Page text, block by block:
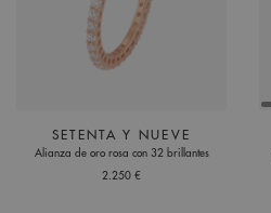
SETENTA Y NUEVE
Alianza de oro rosa con 32 brillantes
2.250 €